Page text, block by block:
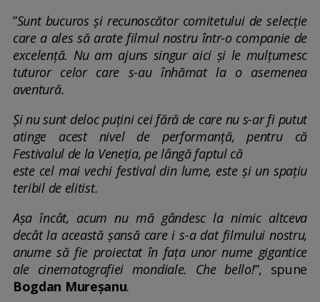
”Sunt bucuros și recunoscător comitetului de selecție
care a ales să arate filmul nostru într-o companie de
excelență. Nu am ajuns singur aici și le mulțumesc
tuturor celor care s-au înhămat la o asemenea
aventură.
Și nu sunt deloc puțini cei fără de care nu s-ar fi putut
atinge acest nivel de performanță, pentru că
Festivalul de la Veneția, pe lângă faptul că
este cel mai vechi festival din lume, este și un spațiu
teribil de elitist.
Așa încât, acum nu mă gândesc la nimic altceva
decât la această șansă care i s-a dat filmului nostru,
anume să fie proiectat în fața unor nume gigantice
ale cinematografiei mondiale. Che bello!”, spune
Bogdan Mureșanu.